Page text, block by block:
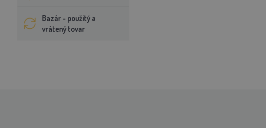
Bazár - použitý a
vrátený tovar